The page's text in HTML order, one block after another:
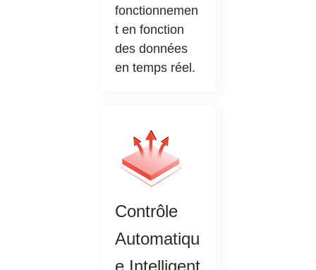
fonctionnemen
t en fonction
des données
en temps réel.
Contrôle
Automatiqu
e Intelligent